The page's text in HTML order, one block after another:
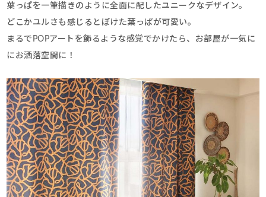
葉っぱを一筆描きのように全面に配したユニークなデザイン。
どこかユルさも感じるとぼけた葉っぱが可愛い。
まるでPOPアートを飾るような感覚でかけたら、お部屋が一気に
にお洒落空間に！